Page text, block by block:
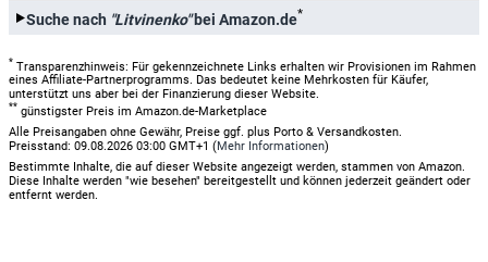
Suche nach "Litvinenko"bei Amazon.de*
* Transparenzhinweis: Für gekennzeichnete Links erhalten wir Provisionen im Rahmen
eines Affiliate-Partnerprogramms. Das bedeutet keine Mehrkosten für Käufer,
unterstützt uns aber bei der Finanzierung dieser Website.
** günstigster Preis im Amazon.de-Marketplace
Alle Preisangaben ohne Gewähr, Preise ggf. plus Porto & Versandkosten.
Preisstand: 09.08.2026 03:00 GMT+1 (Mehr Informationen)
Bestimmte Inhalte, die auf dieser Website angezeigt werden, stammen von Amazon.
Diese Inhalte werden "wie besehen" bereitgestellt und können jederzeit geändert oder
entfernt werden.